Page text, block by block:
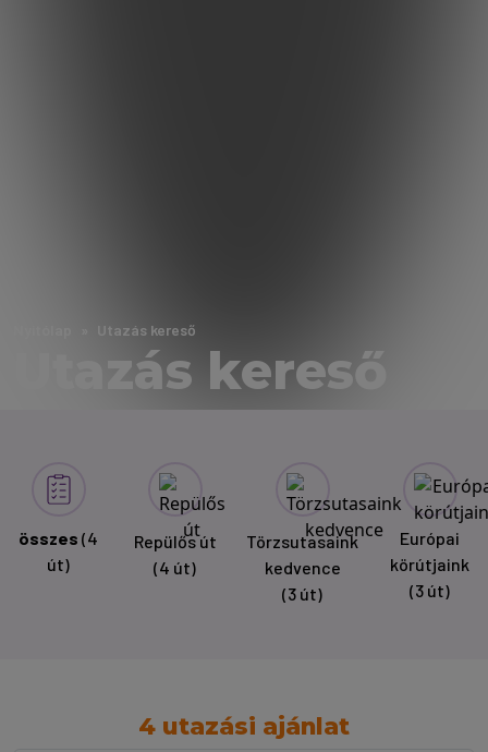
Utazás kereső
Utazás kereső
összes (4
út)
Repülős út
(4 út)
Törzsutasaink
kedvence
(3 út)
Európai
körútjaink
(3 út)
4 utazási ajánlat